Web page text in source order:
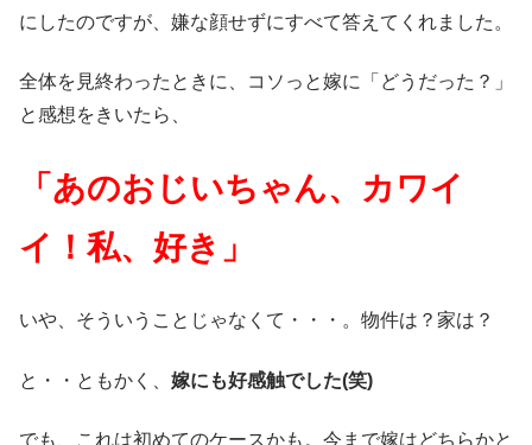
にしたのですが、嫌な顔せずにすべて答えてくれました。
全体を見終わったときに、コソっと嫁に「どうだった？」
と感想をきいたら、
「あのおじいちゃん、カワイ
イ！私、好き」
いや、そういうことじゃなくて・・・。物件は？家は？
と・・ともかく、 嫁にも好感触でした(笑)
でも、これは初めてのケースかも。今まで嫁はどちらかと